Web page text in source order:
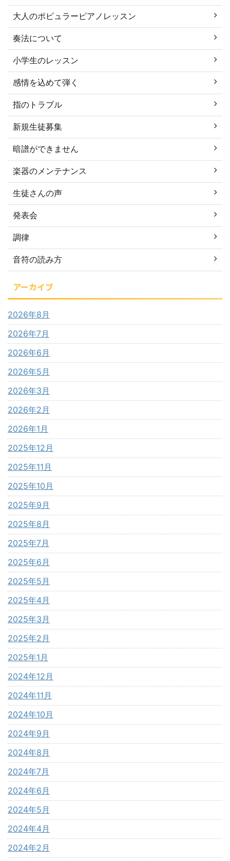
大人のポピュラーピアノレッスン
奏法について
小学生のレッスン
感情を込めて弾く
指のトラブル
新規生徒募集
暗譜ができません
楽器のメンテナンス
生徒さんの声
発表会
調律
音符の読み方
アーカイブ
2026年8月
2026年7月
2026年6月
2026年5月
2026年3月
2026年2月
2026年1月
2025年12月
2025年11月
2025年10月
2025年9月
2025年8月
2025年7月
2025年6月
2025年5月
2025年4月
2025年3月
2025年2月
2025年1月
2024年12月
2024年11月
2024年10月
2024年9月
2024年8月
2024年7月
2024年6月
2024年5月
2024年4月
2024年2月